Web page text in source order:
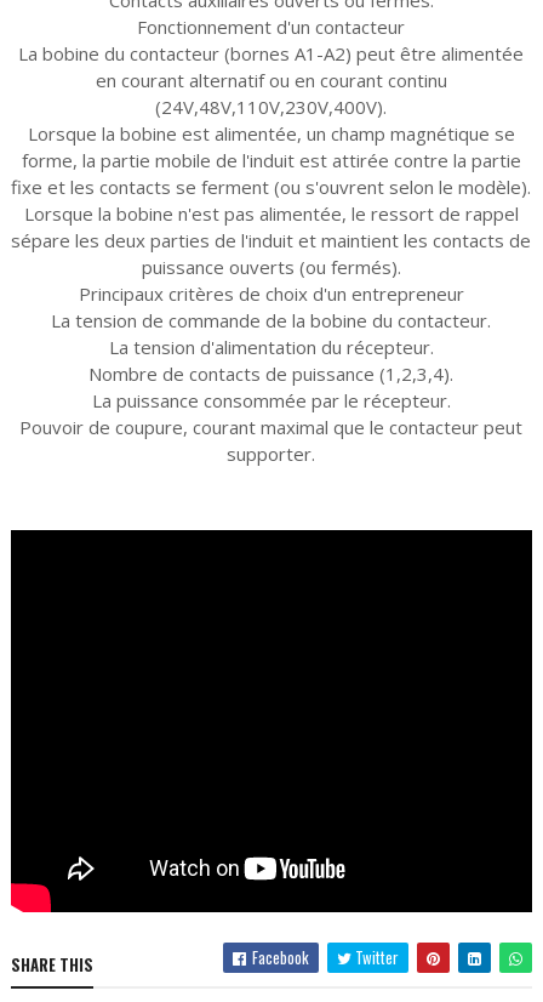
Fonctionnement d'un contacteur
La bobine du contacteur (bornes A1-A2) peut être alimentée
en courant alternatif ou en courant continu
(24V,48V,110V,230V,400V).
Lorsque la bobine est alimentée, un champ magnétique se
forme, la partie mobile de l'induit est attirée contre la partie
fixe et les contacts se ferment (ou s'ouvrent selon le modèle).
Lorsque la bobine n'est pas alimentée, le ressort de rappel
sépare les deux parties de l'induit et maintient les contacts de
puissance ouverts (ou fermés).
Principaux critères de choix d'un entrepreneur
La tension de commande de la bobine du contacteur.
La tension d'alimentation du récepteur.
Nombre de contacts de puissance (1,2,3,4).
La puissance consommée par le récepteur.
Pouvoir de coupure, courant maximal que le contacteur peut
supporter.
SHARE THIS Facebook Twitter